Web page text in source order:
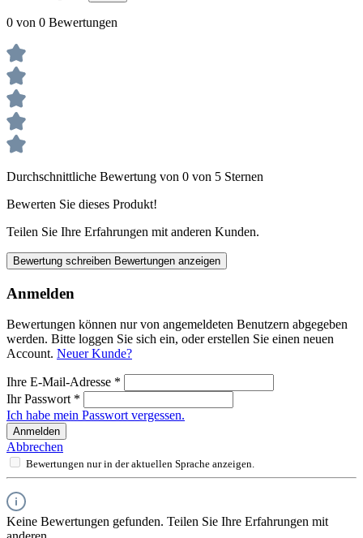
0 von 0 Bewertungen
Durchschnittliche Bewertung von 0 von 5 Sternen
Bewerten Sie dieses Produkt!
Teilen Sie Ihre Erfahrungen mit anderen Kunden.
Bewertung schreiben Bewertungen anzeigen
Anmelden
Bewertungen können nur von angemeldeten Benutzern abgegeben
werden. Bitte loggen Sie sich ein, oder erstellen Sie einen neuen
Account. Neuer Kunde?
Ihre E-Mail-Adresse *
Ihr Passwort *
Ich habe mein Passwort vergessen.
Anmelden
Abbrechen
Bewertungen nur in der aktuellen Sprache anzeigen.
Keine Bewertungen gefunden. Teilen Sie Ihre Erfahrungen mit